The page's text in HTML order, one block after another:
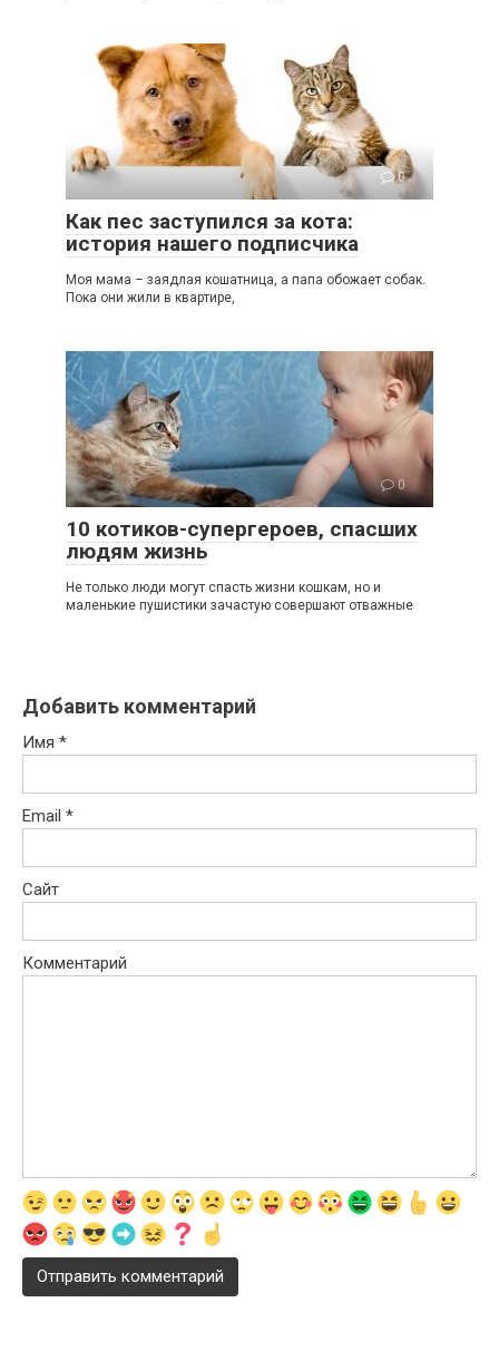
0
Как пес заступился за кота:
история нашего подписчика
Моя мама – заядлая кошатница, а папа обожает собак.
Пока они жили в квартире,
0
10 котиков-супергероев, спасших
людям жизнь
Не только люди могут спасть жизни кошкам, но и
маленькие пушистики зачастую совершают отважные
Добавить комментарий
Имя *
Email *
Сайт
Комментарий